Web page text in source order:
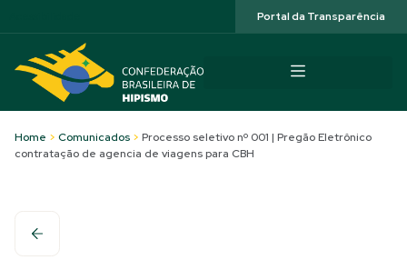
Portal da Transparência
Home > Comunicados > Processo seletivo nº 001 | Pregão Eletrônico
contratação de agencia de viagens para CBH